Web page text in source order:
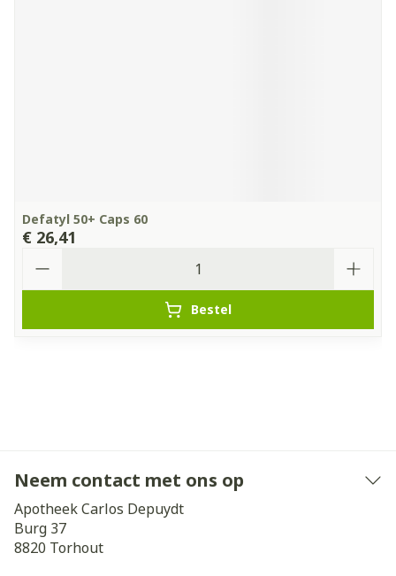
Defatyl 50+ Caps 60
€ 26,41
Bestel
Neem contact met ons op
Apotheek Carlos Depuydt
Burg 37
8820 Torhout